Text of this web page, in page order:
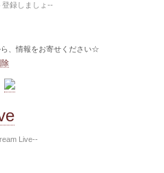
録しましょ--
、情報をお寄せください☆
除
Live--